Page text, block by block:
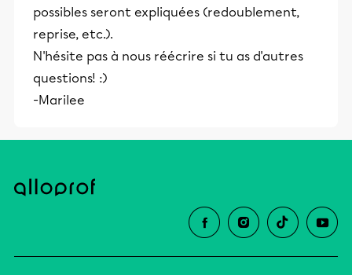
possibles seront expliquées (redoublement,
reprise, etc.).
N'hésite pas à nous réécrire si tu as d'autres
questions! :)
-Marilee